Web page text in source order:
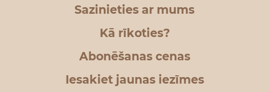
Sazinieties ar mums
Kā rīkoties?
Abonēšanas cenas
Iesakiet jaunas iezīmes